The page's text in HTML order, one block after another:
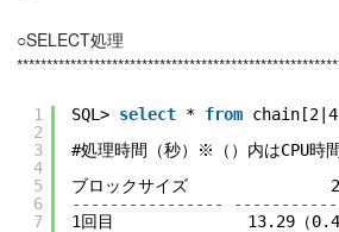
○SELECT処理
1
2
3
4
5
6
7
SQL> select * from
#処理時間（秒）※（）内はCPU時
ブロックサイズ
----------------
1回目              13.29（